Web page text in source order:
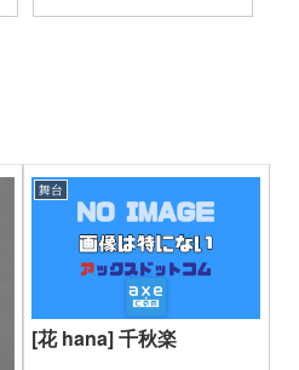
舞台
[花 hana] 千秋楽